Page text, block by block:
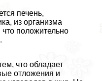
печень,
из организма
положительно
что обладает
отложения и